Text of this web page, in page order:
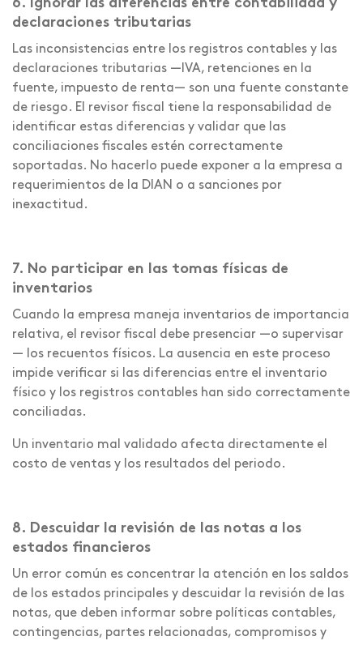
6. Ignorar las diferencias entre contabilidad y
declaraciones tributarias
Las inconsistencias entre los registros contables y las
declaraciones tributarias —IVA, retenciones en la
fuente, impuesto de renta— son una fuente constante
de riesgo. El revisor fiscal tiene la responsabilidad de
identificar estas diferencias y validar que las
conciliaciones fiscales estén correctamente
soportadas. No hacerlo puede exponer a la empresa a
requerimientos de la DIAN o a sanciones por
inexactitud.
7. No participar en las tomas físicas de
inventarios
Cuando la empresa maneja inventarios de importancia
relativa, el revisor fiscal debe presenciar —o supervisar
— los recuentos físicos. La ausencia en este proceso
impide verificar si las diferencias entre el inventario
físico y los registros contables han sido correctamente
conciliadas.
Un inventario mal validado afecta directamente el
costo de ventas y los resultados del periodo.
8. Descuidar la revisión de las notas a los
estados financieros
Un error común es concentrar la atención en los saldos
de los estados principales y descuidar la revisión de las
notas, que deben informar sobre políticas contables,
contingencias, partes relacionadas, compromisos y